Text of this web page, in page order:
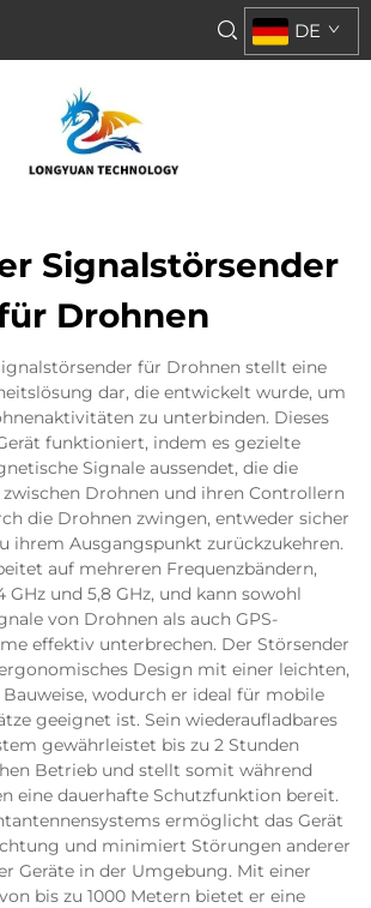
DE
Signalstörsender
Drohnen
für Drohnen stellt eine
dar, die entwickelt wurde, um
zu unterbinden. Dieses
funktioniert, indem es gezielte
Signale aussendet, die die
Drohnen und ihren Controllern
die Drohnen zwingen, entweder sicher
ihrem Ausgangspunkt zurückzukehren.
auf mehreren Frequenzbändern,
GHz und 5,8 GHz, und kann sowohl
von Drohnen als auch GPS-
effektiv unterbrechen. Der Störsender
Design mit einer leichten,
wodurch er ideal für mobile
geeignet ist. Sein wiederaufladbares
gewährleistet bis zu 2 Stunden
Betrieb und stellt somit während
eine dauerhafte Schutzfunktion bereit.
ermöglicht das Gerät
und minimiert Störungen anderer
Geräte in der Umgebung. Mit einer
bis zu 1000 Metern bietet er eine